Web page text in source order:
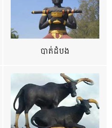
បាត់ដំបង